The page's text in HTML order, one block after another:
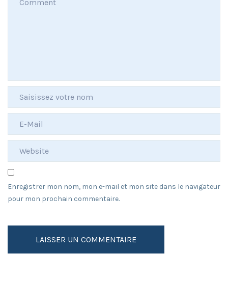
Enregistrer mon nom, mon e-mail et mon site dans le navigateur
pour mon prochain commentaire.